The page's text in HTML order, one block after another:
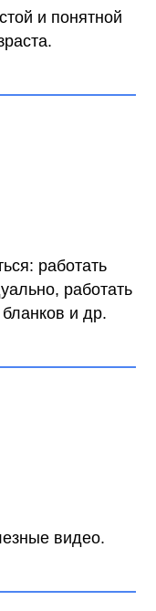
и понятной
работать
работать
и др.
видео.